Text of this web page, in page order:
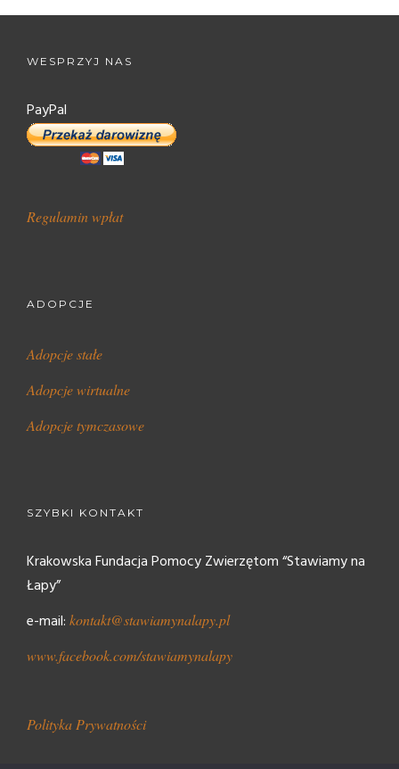
WESPRZYJ NAS
PayPal
Regulamin wpłat
ADOPCJE
Adopcje stałe
Adopcje wirtualne
Adopcje tymczasowe
SZYBKI KONTAKT
Krakowska Fundacja Pomocy Zwierzętom “Stawiamy na
Łapy”
e-mail: kontakt@stawiamynalapy.pl
www.facebook.com/stawiamynalapy
Polityka Prywatności